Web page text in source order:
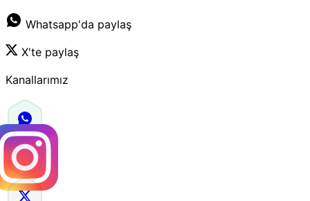
Whatsapp'da paylaş
X'te paylaş
Kanallarımız